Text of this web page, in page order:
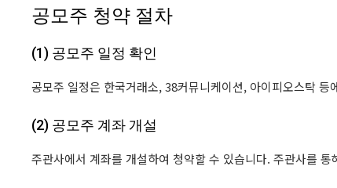
공모주 청약 절차
(1) 공모주 일정 확인
공모주 일정은 한국거래소, 38커뮤니케이션, 아이피오스탁 등
(2) 공모주 계좌 개설
주관사에서 계좌를 개설하여 청약할 수 있습니다. 주관사를